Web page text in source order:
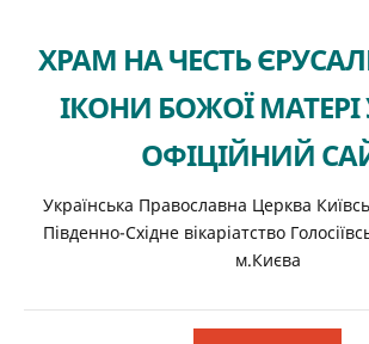
ХРАМ НА ЧЕСТЬ
ІКОНИ БОЖОЇ МАТЕРІ
ОФІЦІЙНИЙ
Українська Православна Церква
Південно-Східне вікаріатство
м.Києва